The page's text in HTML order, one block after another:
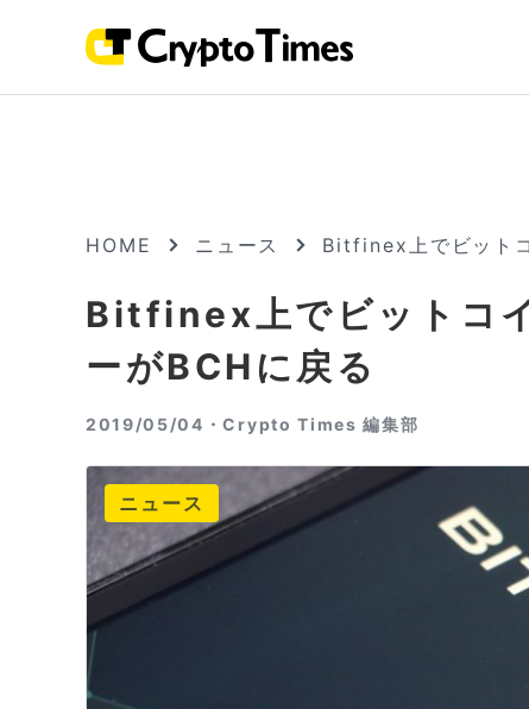
HOME ニュース Bitfinex上でビット
Bitfinex上でビットコ
ーがBCHに戻る
2019/05/04・Crypto Times 編集部
ニュース